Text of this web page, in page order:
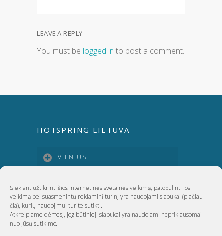
Siekiant užtikrinti šios internetinės svetainės veikimą, patobulinti jos
veikimą bei suasmenintų reklaminį turinį yra naudojami slapukai (plačiau
čia), kurių naudojimui turite sutikti.
Atkreipiame dėmesį, jog būtinieji slapukai yra naudojami nepriklausomai
nuo Jūsų sutikimo.
LEAVE A REPLY
You must be logged in to post a comment.
HOTSPRING LIETUVA
VILNIUS
KAUNAS
KLAIPĖDA